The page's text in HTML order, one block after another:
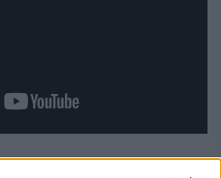
σε ένα από τα πιο hot